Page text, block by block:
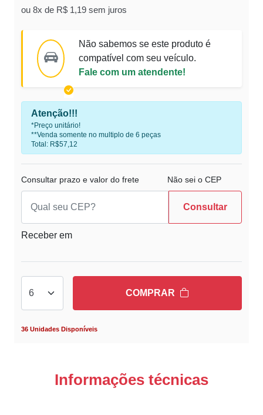
ou 8x de R$ 1,19 sem juros
Não sabemos se este produto é
compatível com seu veículo.
Fale com um atendente!
Atenção!!!
*Preço unitário!
**Venda somente no multiplo de 6 peças
Total: R$57,12
Consultar prazo e valor do frete Não sei o CEP
Consultar
Receber em
COMPRAR
36 Unidades Disponíveis
Informações técnicas